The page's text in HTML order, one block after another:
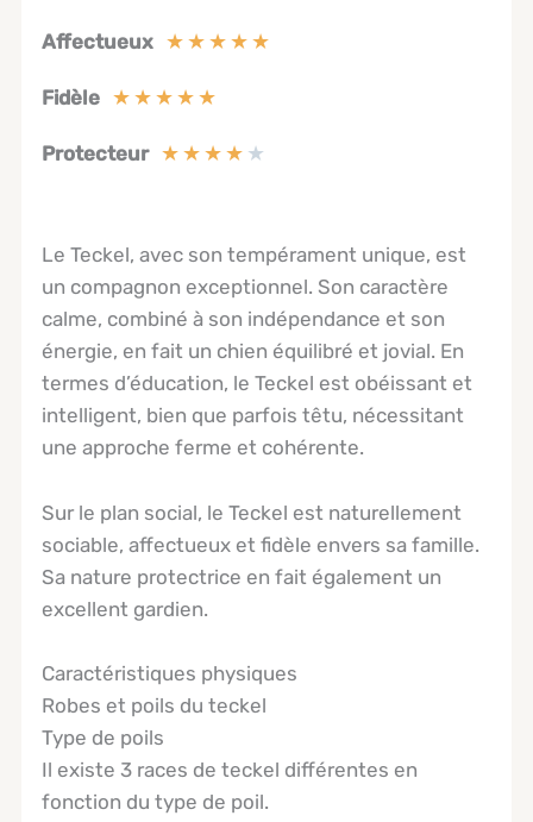
Affectueux ★★★★★
Fidèle ★★★★★
Protecteur ★★★★ ★
Le Teckel, avec son tempérament unique, est
un compagnon exceptionnel. Son caractère
calme, combiné à son indépendance et son
énergie, en fait un chien équilibré et jovial. En
termes d’éducation, le Teckel est obéissant et
intelligent, bien que parfois têtu, nécessitant
une approche ferme et cohérente.
Sur le plan social, le Teckel est naturellement
sociable, affectueux et fidèle envers sa famille.
Sa nature protectrice en fait également un
excellent gardien.
Caractéristiques physiques
Robes et poils du teckel
Type de poils
Il existe 3 races de teckel différentes en
fonction du type de poil.